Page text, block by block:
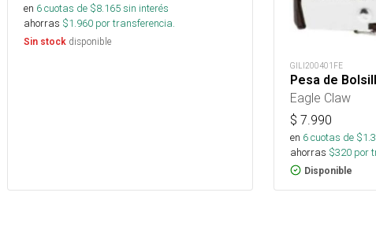
en 6cuotas de $8.165sin interés
ahorras $1.960 por transferencia.
Sin stock disponible
GILI200401FE
Pesa de
Eagle Claw
$ 7.990
en 6cuotas de $
ahorras $320 por
Disponible